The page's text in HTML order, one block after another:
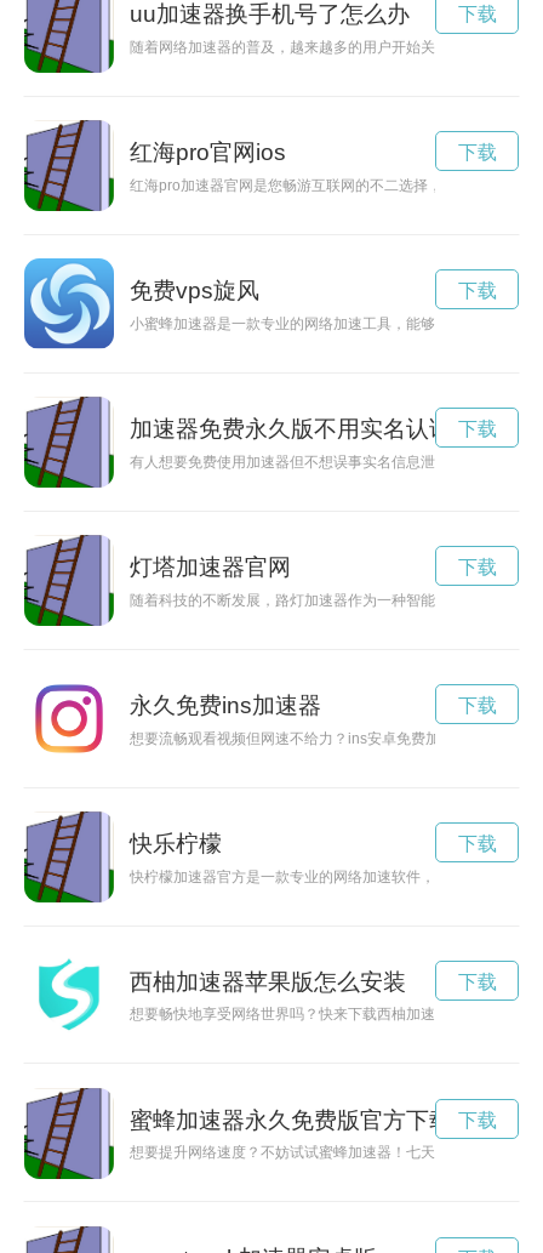
uu加速器换手机号了怎么办
随着网络加速器的普及，越来越多的用户开始关注隐私保护和
下载
红海pro官网ios
红海pro加速器官网是您畅游互联网的不二选择，能够提供快速
下载
免费vps旋风
小蜜蜂加速器是一款专业的网络加速工具，能够有效提升网络
下载
加速器免费永久版不用实名认证
有人想要免费使用加速器但不想误事实名信息泄露，该如何选
下载
灯塔加速器官网
随着科技的不断发展，路灯加速器作为一种智能城市管理的新
下载
永久免费ins加速器
想要流畅观看视频但网速不给力？ins安卓免费加速器助你一臂
下载
快乐柠檬
快柠檬加速器官方是一款专业的网络加速软件，可以帮助用户
下载
西柚加速器苹果版怎么安装
想要畅快地享受网络世界吗？快来下载西柚加速器app，让你的
下载
蜜蜂加速器永久免费版官方下载
想要提升网络速度？不妨试试蜜蜂加速器！七天免费试用，让您
下载